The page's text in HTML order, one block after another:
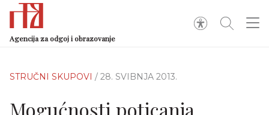
Agencija za odgoj i obrazovanje
STRUČNI SKUPOVI / 28. SVIBNJA 2013.
Mogućnosti poticanja